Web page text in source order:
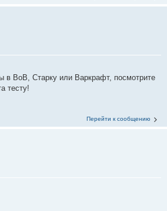
в ВоВ, Старку или Варкрафт, посмотрите
тесту!
Перейти к сообщению